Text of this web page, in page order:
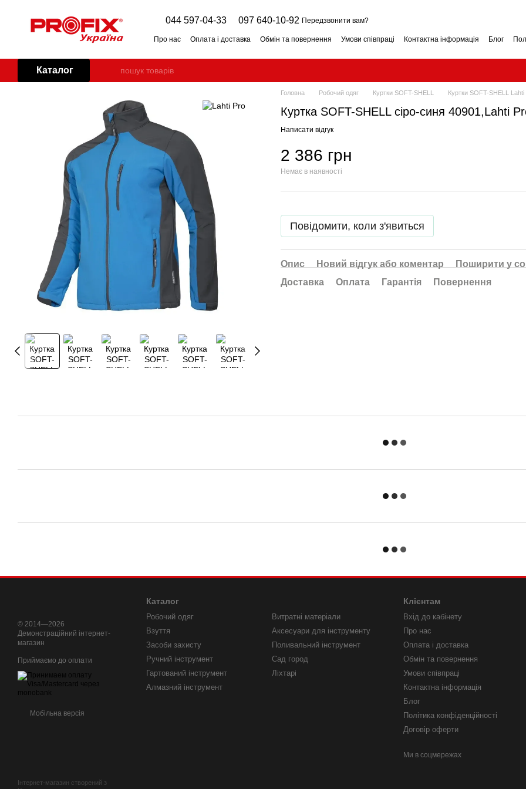
044 597-04-33 097 640-10-92 Передзвонити вам?
Про нас Оплата і доставка Обмін та повернення Умови співпраці Контактна інформація Блог
Каталог
Головна Робочий одяг Куртки SOFT-SHELL Куртки SOFT-SHELL Lahti
Куртка SOFT-SHELL сіро-синя 40901,Lahti
Написати відгук
2 386 грн
Немає в наявності
Повідомити, коли з'явиться
Опис Новий відгук або коментар
Поширити у
Доставка
Оплата Гарантія Повернення
© 2014—2026
Демонстраційний інтернет-
магазин
Приймаємо до оплати
Мобільна версія
Інтернет-магазин створений з
Каталог
Робочий одяг
Взуття
Засоби захисту
Ручний інструмент
Гартований інструмент
Алмазний інструмент
Витратні матеріали
Аксесуари для інструменту
Поливальний інструмент
Сад город
Ліхтарі
Клієнтам
Вхід до кабінету
Про нас
Оплата і доставка
Обмін та повернення
Умови співпраці
Контактна інформація
Блог
Політика конфіденційності
Договір оферти
Ми в соцмережах